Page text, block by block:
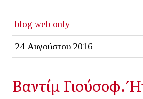
blog web only
24 Αυγούστου 2016
Βαντίμ Γιούσοφ.